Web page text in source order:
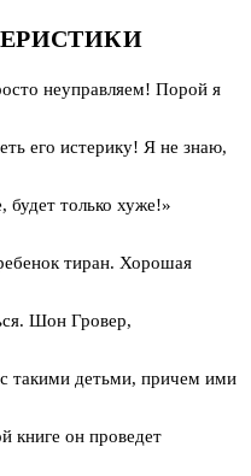
неуправляем! Порой я
его истерику! Я не знаю,
будет только хуже!»
тиран. Хорошая
Шон Гровер,
такими детьми, причем ими
книге он проведет